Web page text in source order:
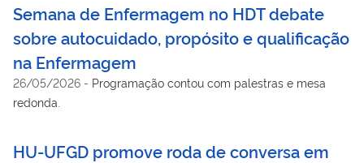
Semana de Enfermagem no HDT debate
sobre autocuidado, propósito e qualificação
na Enfermagem
26/05/2026 - Programação contou com palestras e mesa
redonda.
HU-UFGD promove roda de conversa em